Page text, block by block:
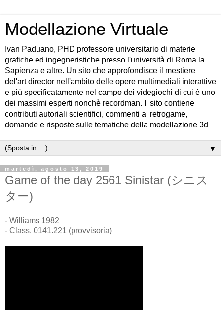
Modellazione Virtuale
Ivan Paduano, PHD professore universitario di materie
grafiche ed ingegneristiche presso l'università di Roma la
Sapienza e altre. Un sito che approfondisce il mestiere
del'art director nell'ambito delle opere multimediali interattive
e più specificatamente nel campo dei videgiochi di cui è uno
dei massimi esperti nonchè recordman. Il sito contiene
contributi autoriali scientifici, commenti al retrogame,
domande e risposte sulle tematiche della modellazione 3d
▼
martedì, agosto 13, 2019
Game of the day 2561 Sinistar (シニス
ター)
- Williams 1982
- Class. 0141.221 (provvisoria)